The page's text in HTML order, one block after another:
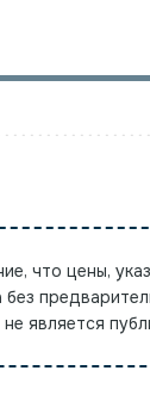
что цены,
без
не является